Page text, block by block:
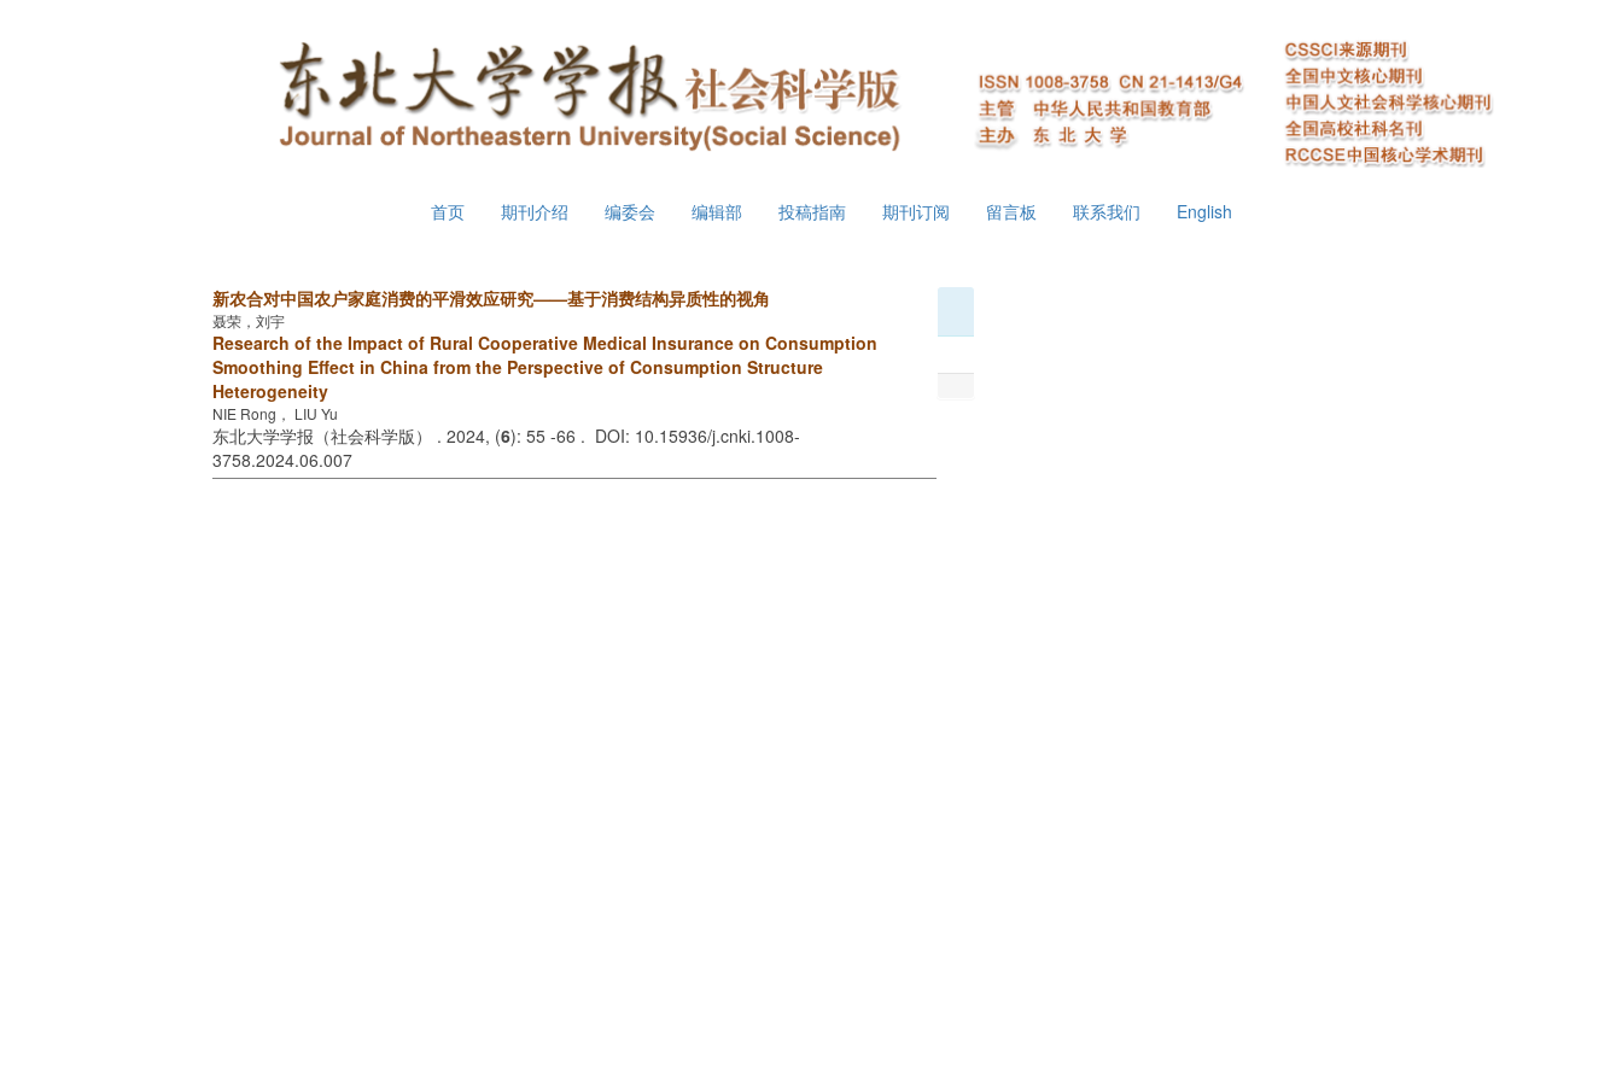
首页 期刊介绍 编委会 编辑部 投稿指南 期刊订阅 留言板 联系我们 English
新农合对中国农户家庭消费的平滑效应研究——基于消费结构异质性的视角
聂荣，刘宇
Research of the Impact of Rural Cooperative Medical Insurance on Consumption
Smoothing Effect in China from the Perspective of Consumption Structure
Heterogeneity
NIE Rong， LIU Yu
东北大学学报（社会科学版） . 2024, (6): 55 -66 . DOI: 10.15936/j.cnki.1008-
3758.2024.06.007